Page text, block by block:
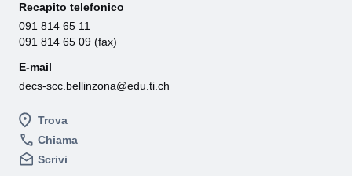
Trova
Chiama
Scrivi
Recapito telefonico
091 814 65 11
091 814 65 09 (fax)
E-mail
decs-scc.bellinzona@edu.ti.ch